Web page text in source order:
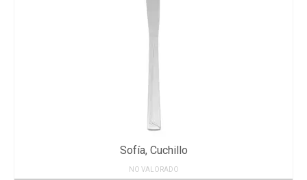
Sofía, Cuchillo
NO VALORADO